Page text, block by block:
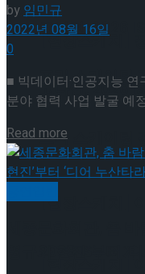
고나연, 2026
프리 스케이팅
[현장스케치]
[현장스케치]
고나연, 2026
프리 스케이팅
by임민규
2022년 08월 16일
0
■ 빅데이터·인공지능
분야 협력 사업 발굴 예
Read more